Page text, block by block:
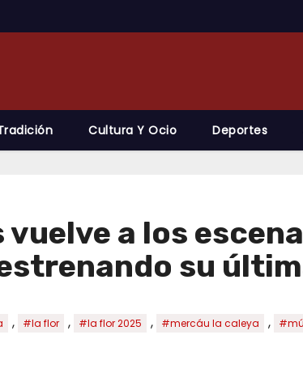
Cultura Y Ocio Deportes
vuelve a los
su
, #la flor , #la flor 2025 , #mercáu la caleya ,